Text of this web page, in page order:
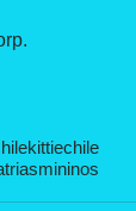
kittiechile
mininos